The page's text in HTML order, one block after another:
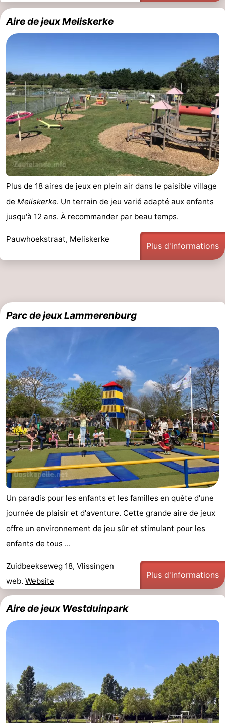
Aire de jeux Meliskerke
Plus de 18 aires de jeux en plein air dans le paisible village
de Meliskerke. Un terrain de jeu varié adapté aux enfants
jusqu'à 12 ans. À recommander par beau temps.
Pauwhoekstraat, Meliskerke
Plus d'informations
Parc de jeux Lammerenburg
Un paradis pour les enfants et les familles en quête d'une
journée de plaisir et d'aventure. Cette grande aire de jeux
offre un environnement de jeu sûr et stimulant pour les
enfants de tous ...
Zuidbeekseweg 18, Vlissingen
web. Website
Plus d'informations
Aire de jeux Westduinpark